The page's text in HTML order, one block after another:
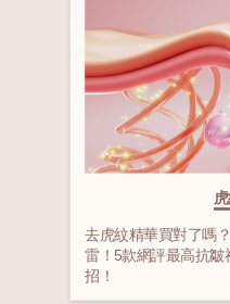
去虎紋精華買對了嗎
雷！5款網評最高抗皺
招！